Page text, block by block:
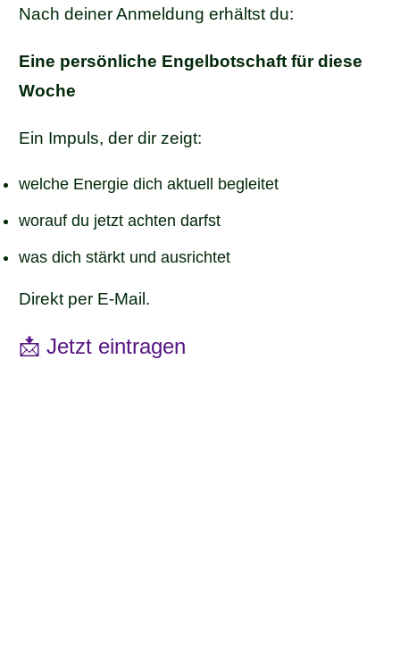
Nach deiner Anmeldung erhältst du:
Eine persönliche Engelbotschaft für diese
Woche
Ein Impuls, der dir zeigt:
welche Energie dich aktuell begleitet
worauf du jetzt achten darfst
was dich stärkt und ausrichtet
Direkt per E-Mail.
📩 Jetzt eintragen